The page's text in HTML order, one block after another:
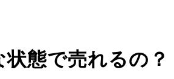
状態で売れるの？